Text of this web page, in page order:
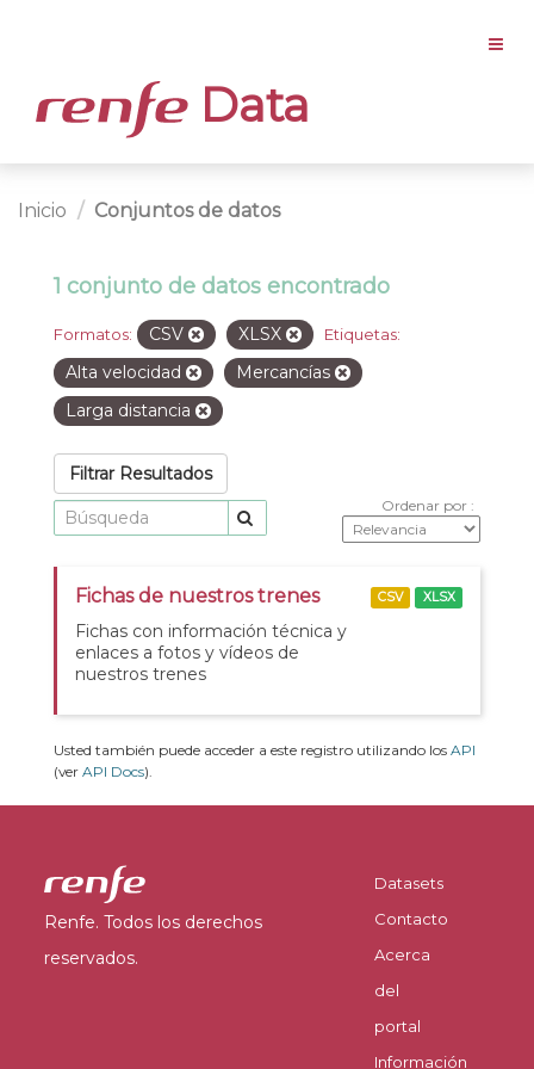
Data
Inicio Conjuntos de datos
1 conjunto de datos encontrado
Formatos: CSV XLSX Etiquetas:
Alta velocidad
Mercancías
Larga distancia
Filtrar Resultados
Ordenar por
Fichas de nuestros trenes
Fichas con información técnica y
enlaces a fotos y vídeos de
nuestros trenes
CSV XLSX
Usted también puede acceder a este registro utilizando los API
(ver API Docs).
Renfe. Todos los derechos
reservados.
Datasets
Contacto
Acerca
del
portal
Información